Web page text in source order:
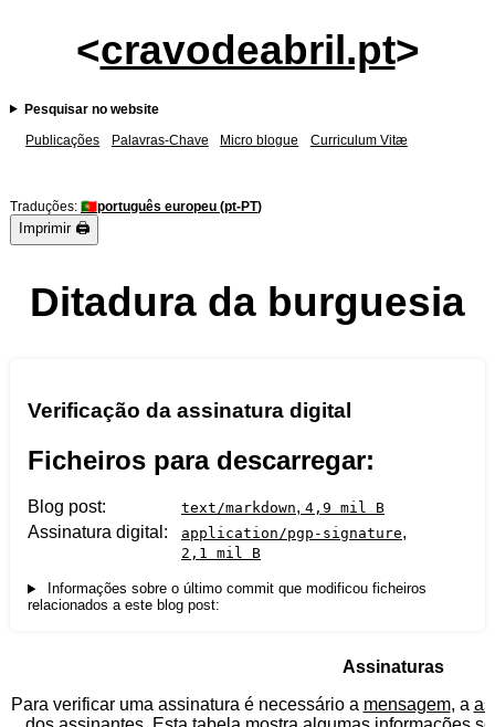
<cravodeabril.pt>
Pesquisar no website
Publicações Palavras-Chave Micro blogue Curriculum Vitæ
Traduções: 🇵🇹português europeu (pt-PT)
Imprimir 🖨️
Ditadura da burguesia
Verificação da assinatura digital
Ficheiros para descarregar:
Blog post text/markdown, 4,9 mil B
Assinatura digital application/pgp-signature,
2,1 mil B
Commit do git
Informações sobre o último commit que modificou ficheiros
relacionados a este blog post:
Assinaturas
Para verificar uma assinatura é necessário a mensagem, a